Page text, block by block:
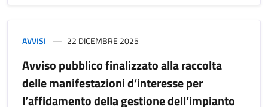
AVVISI 22 DICEMBRE 2025
Avviso pubblico finalizzato alla raccolta
delle manifestazioni d’interesse per
l’affidamento della gestione dell’impianto